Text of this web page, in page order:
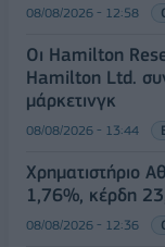
08/08/2026 - 12:58
Οι Hamilton
Hamilton Ltd.
μάρκετινγκ
08/08/2026 - 13:44
Χρηματιστήριο
1,76%, κέρδη
08/08/2026 - 12:36